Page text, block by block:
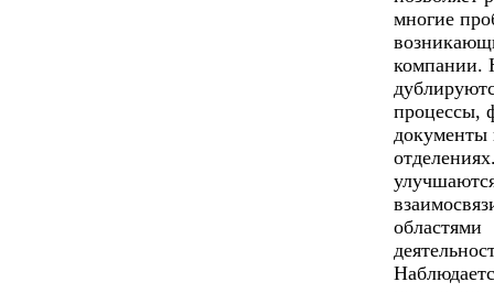
многие
компании.
процессы,
документы
областями